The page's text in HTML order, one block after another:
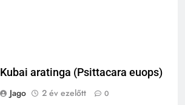
Kubai aratinga (Psittacara euops)
Jago
2 év ezelőtt 0